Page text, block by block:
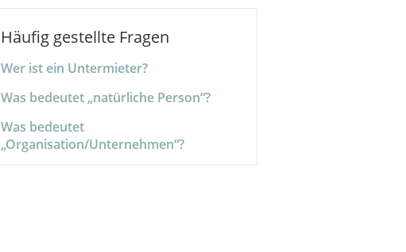
Häufig gestellte Fragen
Wer ist ein Untermieter?
Was bedeutet „natürliche Person“?
Was bedeutet
„Organisation/Unternehmen“?